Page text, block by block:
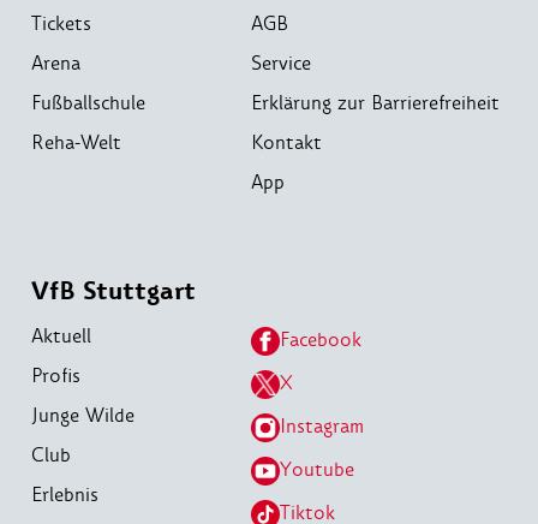
Tickets
Arena
Fußballschule
Reha-Welt
AGB
Service
Erklärung zur Barrierefreiheit
Kontakt
App
VfB Stuttgart
Aktuell
Profis
Junge Wilde
Club
Erlebnis
Facebook
X
Instagram
Youtube
Tiktok